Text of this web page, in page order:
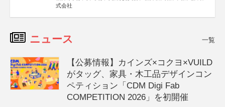
式会社
ニュース 一覧
【公募情報】カインズ×コクヨ×VUILD
がタッグ、家具・木工品デザインコン
ペティション「CDM Digi Fab
COMPETITION 2026」を初開催